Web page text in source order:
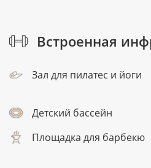
Встроенная
Зал для пилатес и йоги
Детский бассейн
Площадка для барбекю